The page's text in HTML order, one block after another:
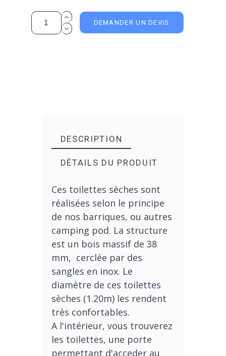
DEMANDER UN DEVIS
DESCRIPTION
DÉTAILS DU PRODUIT
Ces toilettes sèches sont
réalisées selon le principe
de nos barriques, ou autres
camping pod. La structure
est un bois massif de 38
mm, cerclée par des
sangles en inox. Le
diamètre de ces toilettes
sèches (1.20m) les rendent
très confortables.
A l'intérieur, vous trouverez
les toilettes, une porte
permettant d'acceder au